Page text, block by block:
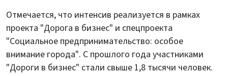
Отмечается, что интенсив реализуется в рамках
проекта "Дорога в бизнес" и спецпроекта
"Социальное предпринимательство: особое
внимание города". С прошлого года участниками
"Дороги в бизнес" стали свыше 1,8 тысячи человек.